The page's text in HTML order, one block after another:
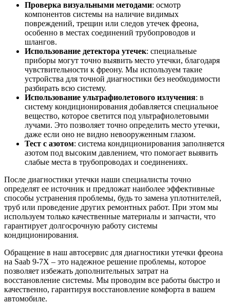
Проверка визуальными методами: осмотр
компонентов системы на наличие видимых
повреждений, трещин или следов утечек фреона,
особенно в местах соединений трубопроводов и
шлангов.
Использование детектора утечек: специальные
приборы могут точно выявить место утечки, благодаря
чувствительности к фреону. Мы используем такие
устройства для точной диагностики без необходимости
разбирать всю систему.
Использование ультрафиолетового излучения: в
систему кондиционирования добавляется специальное
вещество, которое светится под ультрафиолетовыми
лучами. Это позволяет точно определить место утечки,
даже если оно не видно невооруженным глазом.
Тест с азотом: система кондиционирования заполняется
азотом под высоким давлением, что помогает выявить
слабые места в трубопроводах и соединениях.
После диагностики утечки наши специалисты точно
определят ее источник и предложат наиболее эффективные
способы устранения проблемы, будь то замена уплотнителей,
труб или проведение других ремонтных работ. При этом мы
используем только качественные материалы и запчасти, что
гарантирует долгосрочную работу системы
кондиционирования.
Обращение в наш автосервис для диагностики утечки фреона
на Saab 9-7X – это надежное решение проблемы, которое
позволяет избежать дополнительных затрат на
восстановление системы. Мы проводим все работы быстро и
качественно, гарантируя восстановление комфорта в вашем
автомобиле.